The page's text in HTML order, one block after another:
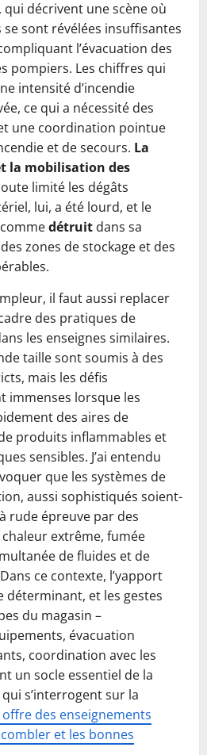
décrivent une scène où
se sont révélées insuffisantes
l’évacuation des
pompiers. Les chiffres qui
intensité d’incendie
ce qui a nécessité des
une coordination pointue
et de secours. La
la mobilisation des
limité les dégâts
lui, a été lourd, et le
détruit dans sa
zones de stockage et des
il faut aussi replacer
des pratiques de
les enseignes similaires.
taille sont soumis à des
mais les défis
immenses lorsque les
des aires de
produits inflammables et
sensibles. J’ai entendu
que les systèmes de
aussi sophistiqués soient-
rude épreuve par des
extrême, fumée
de fluides et de
ce contexte, l’yapport
déterminant, et les gestes
du magasin –
évacuation
coordination avec les
un socle essentiel de la
s’interrogent sur la
des enseignements
et les bonnes